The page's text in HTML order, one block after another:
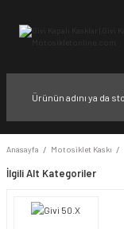
Anasayfa Motosiklet Kaskı
İlgili Alt Kategoriler